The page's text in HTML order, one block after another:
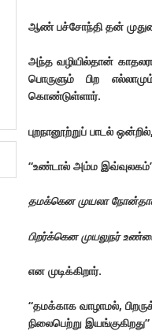
ஆண் பச்சோந்தி தன்
அந்த வழியில்தான்
பொருளும் பிற
கொண்டுள்ளார்.
புறநானூற்றுப் பாடல்
“உண்டால் அம்ம
தமக்கென முயலா
பிறர்க்கென முயலுநர்
என முடிக்கிறார்.
“தமக்காக வாழாமல்,
நிலைபெற்று